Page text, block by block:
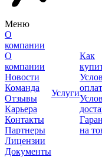
Меню
О
компании
О
компании
Новости
Команда
Отзывы
Карьера
Контакты
Партнеры
Лицензии
Документы
Услуги
Как
на